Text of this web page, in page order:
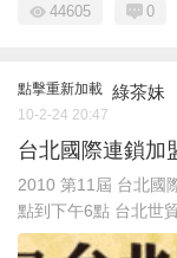
44605 0
點擊重新加載 綠茶妹
10-2-24 20:47
台北國際連鎖加
2010 第11屆 台北國
點到下午6點 台北世